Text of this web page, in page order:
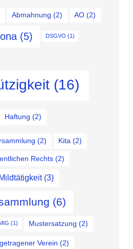
Abmahnung (2) AO (2)
(5) DSGVO (1)
(16)
Haftung (2)
(2) Kita (2)
Rechts (2)
(3)
(6)
(1) Mustersatzung (2)
Verein (2)